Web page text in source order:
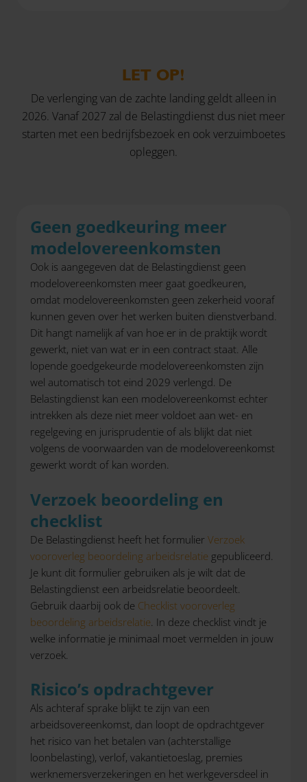
LET OP!
De verlenging van de zachte landing geldt alleen in
2026. Vanaf 2027 zal de Belastingdienst dus niet meer
starten met een bedrijfsbezoek en ook verzuimboetes
opleggen.
Geen goedkeuring meer
modelovereenkomsten
Ook is aangegeven dat de Belastingdienst geen
modelovereenkomsten meer gaat goedkeuren,
omdat modelovereenkomsten geen zekerheid vooraf
kunnen geven over het werken buiten dienstverband.
Dit hangt namelijk af van hoe er in de praktijk wordt
gewerkt, niet van wat er in een contract staat. Alle
lopende goedgekeurde modelovereenkomsten zijn
wel automatisch tot eind 2029 verlengd. De
Belastingdienst kan een modelovereenkomst echter
intrekken als deze niet meer voldoet aan wet- en
regelgeving en jurisprudentie of als blijkt dat niet
volgens de voorwaarden van de modelovereenkomst
gewerkt wordt of kan worden.
Verzoek beoordeling en
checklist
De Belastingdienst heeft het formulier Verzoek
vooroverleg beoordeling arbeidsrelatie gepubliceerd.
Je kunt dit formulier gebruiken als je wilt dat de
Belastingdienst een arbeidsrelatie beoordeelt.
Gebruik daarbij ook de Checklist vooroverleg
beoordeling arbeidsrelatie . In deze checklist vindt je
welke informatie je minimaal moet vermelden in jouw
verzoek.
Risico’s opdrachtgever
Als achteraf sprake blijkt te zijn van een
arbeidsovereenkomst, dan loopt de opdrachtgever
het risico van het betalen van (achterstallige
loonbelasting), verlof, vakantietoeslag, premies
werknemersverzekeringen en het werkgeversdeel in